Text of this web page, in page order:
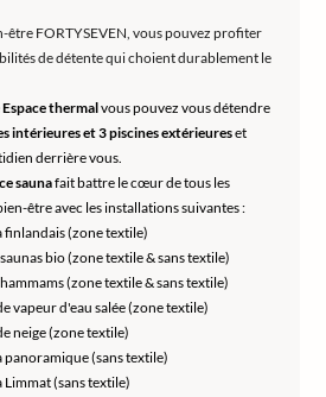
être FORTYSEVEN, vous pouvez profiter
de détente qui choient durablement le
Espace thermalvous pouvez vous détendre
intérieures et 3 piscines extérieureset
derrière vous.
saunafait battre le cœur de tous les
être avec les installations suivantes :
finlandais (zone textile)
bio (zone textile & sans textile)
(zone textile & sans textile)
vapeur d'eau salée (zone textile)
neige (zone textile)
panoramique (sans textile)
Limmat (sans textile)